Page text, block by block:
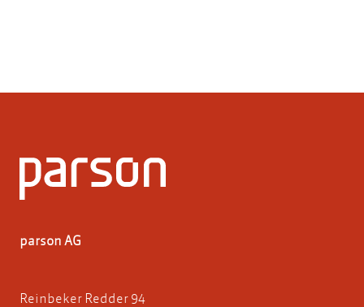
parson AG
Reinbeker Redder 94